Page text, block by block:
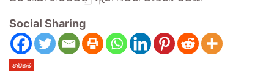
Social Sharing
නවතම